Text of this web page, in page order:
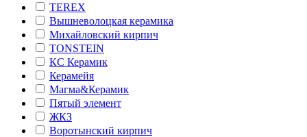
TEREX
Вышневолоцкая керамика
Михайловский кирпич
TONSTEIN
КС Керамик
Керамейя
Магма&Керамик
Пятый элемент
ЖКЗ
Воротынский кирпич